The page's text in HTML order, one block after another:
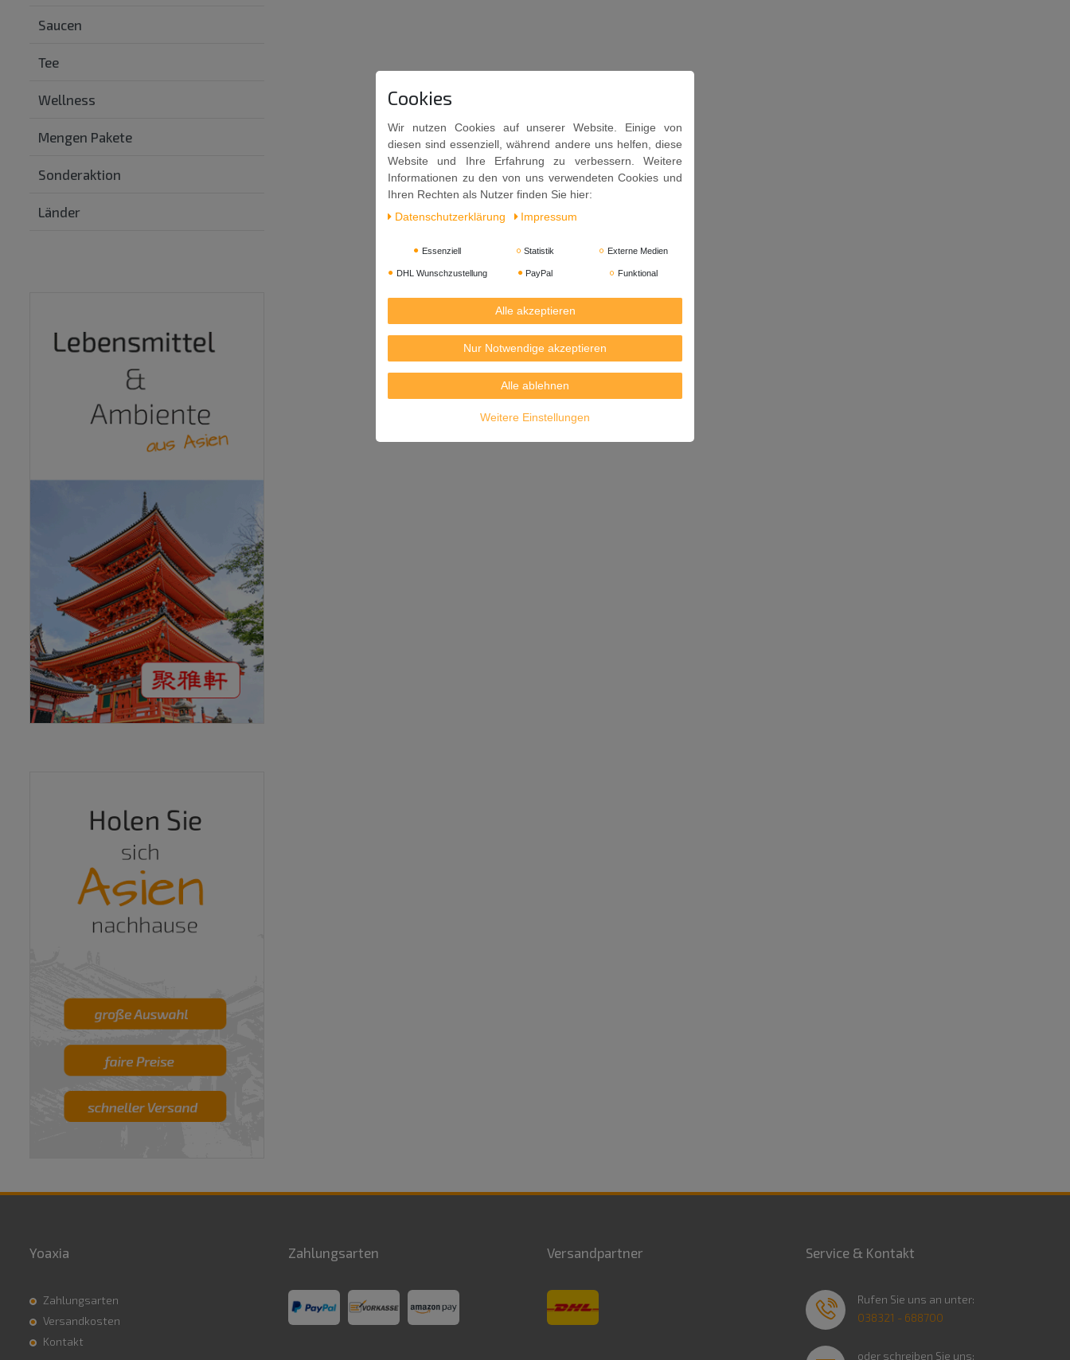
Saucen
Tee
Wellness
Mengen Pakete
Sonderaktion
Länder
Yoaxia
Zahlungsarten
Versandkosten
Kontakt
Zahlungsarten Versandpartner Service & Kontakt
Rufen Sie uns an unter:
038321 - 688700
oder schreiben Sie uns:
Cookies
Wir nutzen Cookies auf unserer Website. Einige von
diesen sind essenziell, während andere uns helfen, diese
Website und Ihre Erfahrung zu verbessern. Weitere
Informationen zu den von uns verwendeten Cookies und
Ihren Rechten als Nutzer finden Sie hier:
Daten­schutz­erklärung
Impressum
Essenziell Statistik Externe Medien
DHL Wunschzustellung PayPal Funktional
Alle akzeptieren
Nur Notwendige akzeptieren
Alle ablehnen
Weitere Einstellungen